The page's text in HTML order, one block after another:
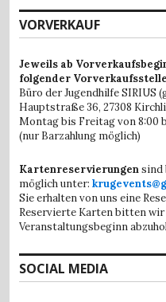
VORVERKAUF
Jeweils ab
folgender Vorverkaufsstelle
Büro der Jugendhilfe SIRIUS
Hauptstraße 36, 27308
Montag bis Freitag von 8:00
(nur Barzahlung möglich)
Kartenreservierungensind
möglich unter:
Sie erhalten von uns eine
Reservierte Karten bitten
Veranstaltungsbeginn
SOCIAL MEDIA